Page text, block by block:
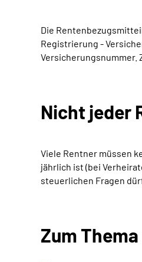
Die
Registrierung -
Versicherungsnummer.
Nicht jeder
Viele Rentner müssen
jährlich ist (bei
steuerlichen Fragen
Zum Thema